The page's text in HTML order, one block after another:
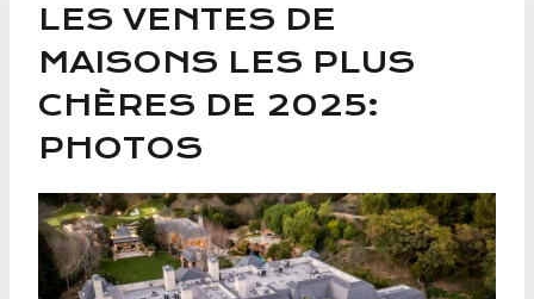
LES VENTES DE
MAISONS LES PLUS
CHÈRES DE 2025:
PHOTOS